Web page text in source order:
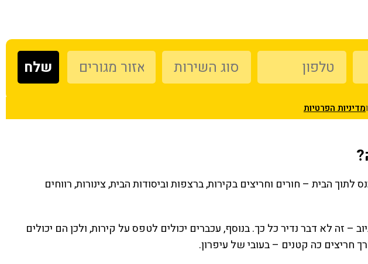
ומדיניות הפרטיות
הבית – חורים וחריצים בקירות, ברצפות וביסודות הבית, צינורות, רווחים
– זה לא דבר נדיר כל כך. בנוסף, עכברים יכולים לטפס על קירות, ולכן הם יכולים
חריצים כה קטנים – בעובי של עיפרון.